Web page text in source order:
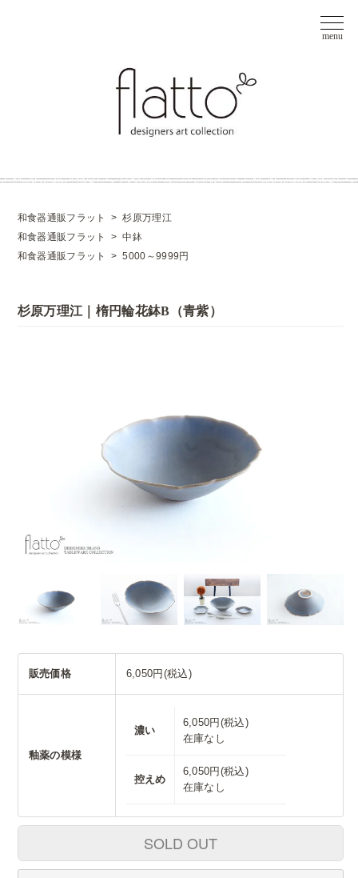
和食器通販フラット >杉原万理江
和食器通販フラット
>中鉢
和食器通販フラット
>5000～9999円
杉原万理江｜楕円輪花鉢B（青紫）
販売価格 6,050円(税込)
釉薬の模様
濃い
6,050円(税込)
在庫なし
控えめ
6,050円(税込)
在庫なし
SOLD OUT